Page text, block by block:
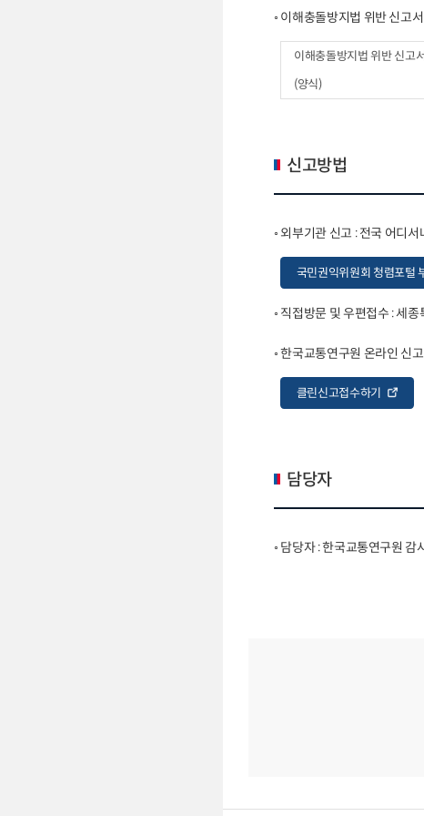
◦ 이해충돌방지법 위반 신고
이해충돌방지법 위반 신고서
(양식)
신고방법
◦ 외부기관 신고 : 전국 어디
국민권익위원회 청렴포털
◦ 직접방문 및 우편접수 : 세
◦ 한국교통연구원 온라인 신고
클린신고접수하기
담당자
◦ 담당자 : 한국교통연구원